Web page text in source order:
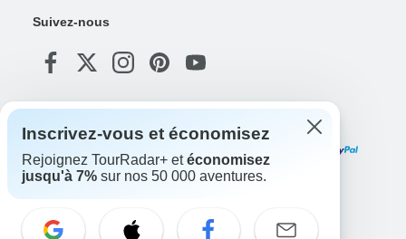
Suivez-nous
Inscrivez-vous et économisez
Rejoignez TourRadar+ etéconomisez
jusqu'à 7% sur nos 50 000 aventures.